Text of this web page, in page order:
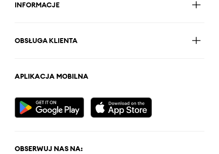
INFORMACJE
OBSŁUGA KLIENTA
APLIKACJA MOBILNA
OBSERWUJ NAS NA: